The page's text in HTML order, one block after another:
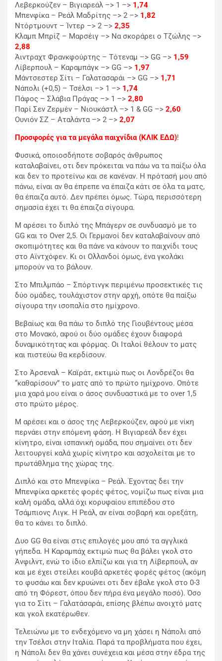
Λεβερκούζεν – Βιγιαρεάλ –> 1 –> 1,74
Μπενφίκα – Ρεάλ Μαδρίτης –> 2 –> 1,82
Ντόρτμουντ – Ίντερ –> 2 –> 2,35
Κλαμπ Μπρίζ – Μαρσέιγ –> Να σκοράρει ο Τζώλης –>
2,88
Άιντραχτ Φρανκφούρτης – Τότεναμ –> GG –> 1,59
Λίβερπουλ – Καραμπάγκ –> GG –> 1,97
Μάντσεστερ Σίτι – Γαλατασαράι –> GG –> 1,71
Νάπολι (+0,5) – Τσέλσι –> 1 –> 1,74
Πάφος – Σλάβια Πράγας –> 1 –> 2,80
Παρί Σεν Ζερμέν – Νιουκάστλ –> 1 & GG –> 2,60
Ουνιόν ΣΖ – Αταλάντα –> 2 –> 2,07
Προσφορές για τα μεγάλα παιχνίδια (ΚΛΙΚ ΕΔΩ)!
Φυσικά, οποιοσδήποτε σοβαρός άνθρωπος
καταλαβαίνει, οτι δεν πρόκειται να πάω να τα παίξω όλα
και δεν το προτείνω και σε κανέναν. Η πρότασή μου από
πάνω, είναι αν θα έπρεπε να έπαιζα κάτι σε όλα τα ματς,
θα έπαιζα αυτό. Δεν πρέπει όμως. Τώρα, περισσότερη
σημασία έχει τι θα έπαιζα σίγουρα.
Μ αρέσει το διπλό της Μπάγερν σε συνδυασμό με το
GG και το Over 2,5. Οι Γερμανοί δεν καταλαβαίνουν από
σκοπιμότητες και θα πάνε να κάνουν το παιχνίδι τους
στο Αϊντχόφεν. Κι οι Ολλανδοί όμως, ένα γκολάκι
μπορούν να το βάλουν.
Στο Μπιλμπάο – Σπόρτινγκ περιμένω προσεκτικές τις
δύο ομάδες, τουλάχιστον στην αρχή, οπότε θα παίξω
σίγουρα την ισοπαλία στο ημίχρονο.
Βεβαίως και θα πάω το διπλό της Γιουβέντους μέσα
στο Μονακό, αφού οι δύο ομάδες έχουν διαφορά
δυναμικότητας και φόρμας. Οι Ιταλοί θέλουν το ματς
και πιστεύω θα κερδίσουν.
Στο Άρσεναλ – Καϊράτ, εκτιμώ πως οι Λονδρέζοι θα
“καθαρίσουν” το ματς από το πρώτο ημίχρονο. Οπότε
μια χαρά μου είναι ο άσος συνδυαστικά με το over 1,5
στο πρώτο μέρος.
Μ αρέσει και ο άσος της Λεβερκούζεν, αφού με νίκη
περνάει στην επόμενη φάση. Η Βιγιαρεάλ δεν έχει
κίνητρο, είναι ισπανική ομάδα, που σημαίνει οτι δεν
λειτουργεί καλά χωρίς κίνητρο και ασχολείται με το
πρωτάθλημα της χώρας της.
Διπλό και στο Μπενφίκα – Ρεάλ. Έχοντας δει την
Μπενφίκα αρκετές φορές φέτος, νομίζω πως είναι μια
καλή ομάδα, αλλά όχι κορυφαίου επιπέδου στο
Τσάμπιονς Λιγκ. Η Ρεάλ, αν είναι σοβαρή και ορεξάτη,
θα το κάνει το διπλό.
Δυο GG θα είναι στις επιλογές μου από τα αγγλικά
γήπεδα. Η Καραμπάχ εκτιμώ πως θα βάλει γκολ στο
Άνφιλντ, ενώ το ίδιο ελπίζω και για τη Λίβερπουλ, αν
και με έχει στείλει κουβά αρκετές φορές φέτος (ακόμη
το φυσάω και δεν κρυώνει οτι δεν έβαλε γκολ στο 0-3
από τη Φόρεστ, όπου δεν πήρα ένα μεγάλο ποσό). Όσο
για το Σίτι – Γαλατάσαράι, επίσης βλέπω ανοιχτό ματς
και γκολ εκατέρωθεν.
Τελειώνω με το ενδεχόμενο να μη χάσει η Νάπολι από
την Τσέλσι στην Ιταλία. Παρά τα προβλήματα που έχει,
η Νάπολι δεν θα χάνει συνέχεια και μέσα στην έδρα της